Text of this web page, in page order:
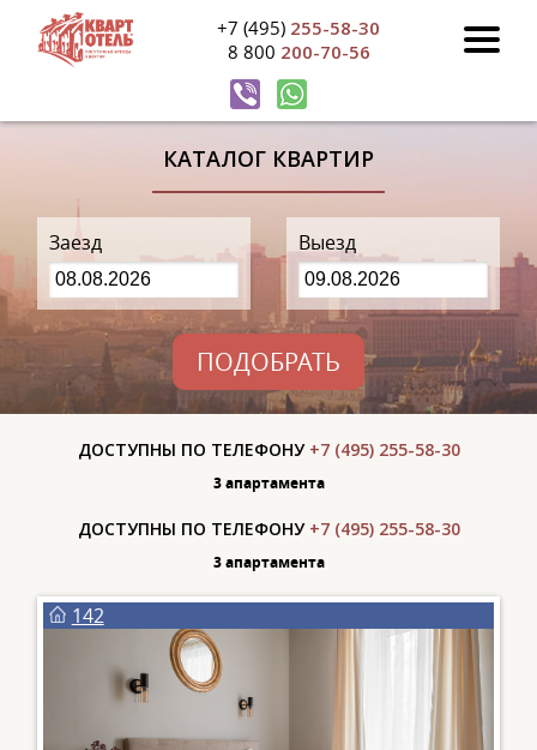
+7 (495) 255-58-30
8 800 200-70-56
КАТАЛОГ КВАРТИР
Заезд Выезд
ПОДОБРАТЬ
ДОСТУПНЫ ПО ТЕЛЕФОНУ +7 (495) 255-58-30
3 апартаментa
ДОСТУПНЫ ПО ТЕЛЕФОНУ +7 (495) 255-58-30
3 апартаментa
142